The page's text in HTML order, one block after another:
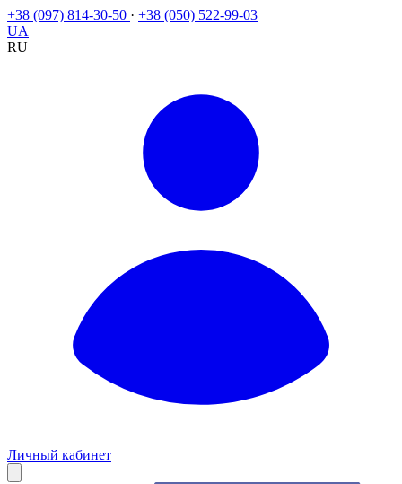
+38 (097) 814-30-50 · +38 (050) 522-99-03
UA
RU
Личный кабинет